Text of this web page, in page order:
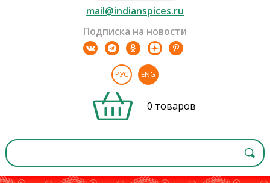
mail@indianspices.ru
Подписка на новости
РУС ENG
0 товаров